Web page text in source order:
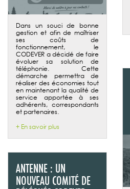
Dans un souci de bonne
gestion et afin de maîtriser
ses coûts de
fonctionnement, le
CODEVER a décidé de faire
évoluer sa solution de
téléphonie. Cette
démarche permettra de
réaliser des économies tout
en maintenant la qualité de
service apportée à ses
adhérents, correspondants
et partenaires.
+ En savoir plus
ANTENNE : UN
NOUVEAU COMITÉ DE